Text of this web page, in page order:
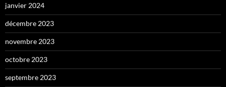
janvier 2024
décembre 2023
novembre 2023
octobre 2023
septembre 2023